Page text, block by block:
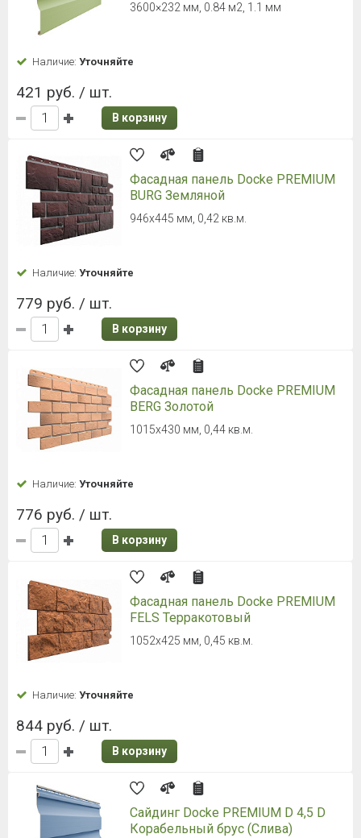
3600×232 мм, 0.84 м2, 1.1 мм
Наличие: Уточняйте
421 руб. / шт.
В корзину
Фасадная панель Docke PREMIUM
BURG Земляной
946х445 мм, 0,42 кв.м.
Наличие: Уточняйте
779 руб. / шт.
В корзину
Фасадная панель Docke PREMIUM
BERG Золотой
1015х430 мм, 0,44 кв.м.
Наличие: Уточняйте
776 руб. / шт.
В корзину
Фасадная панель Docke PREMIUM
FELS Терракотовый
1052х425 мм, 0,45 кв.м.
Наличие: Уточняйте
844 руб. / шт.
В корзину
Сайдинг Docke PREMIUM D 4,5 D
Корабельный брус (Слива)